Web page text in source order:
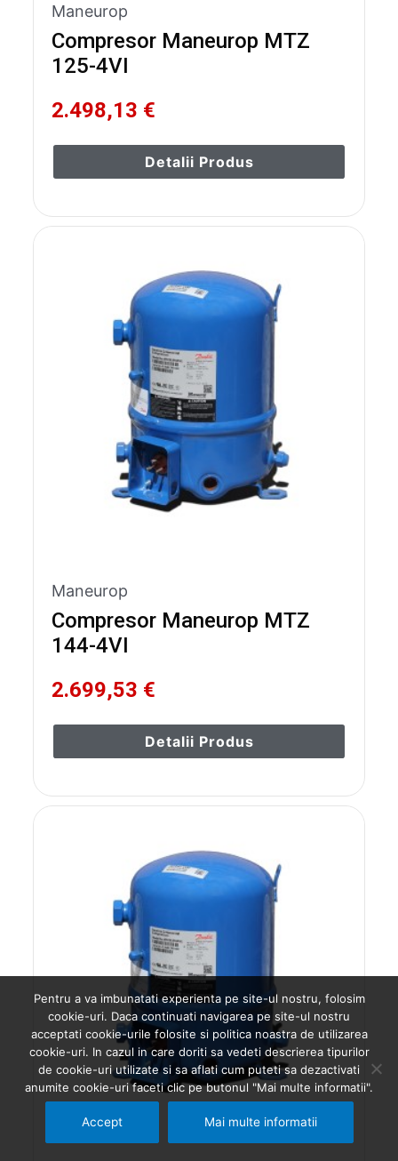
Maneurop
Compresor Maneurop MTZ
125-4VI
2.498,13 €
Detalii Produs
Maneurop
Compresor Maneurop MTZ
144-4VI
2.699,53 €
Detalii Produs
Pentru a va imbunatati experienta pe site-ul nostru, folosim
cookie-uri. Daca continuati navigarea pe site-ul nostru
acceptati cookie-urile folosite si politica noastra de utilizarea
cookie-uri. In cazul in care doriti sa vedeti descrierea tipurilor
de cookie-uri utilizate si sa aflati cum puteti sa dezactivati
anumite cookie-uri faceti clic pe butonul "Mai multe informatii".
Accept Mai multe informatii